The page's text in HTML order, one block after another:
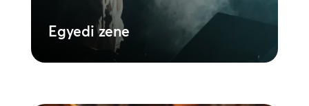
Egyedi zene
Tudjon meg többet